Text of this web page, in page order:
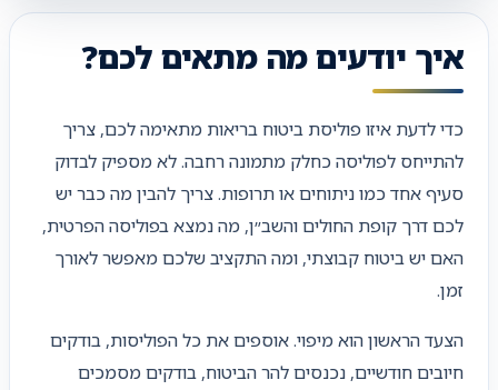
איך יודעים מה מתאים לכם?
כדי לדעת איזו פוליסת ביטוח בריאות מתאימה לכם, צריך
להתייחס לפוליסה כחלק מתמונה רחבה. לא מספיק לבדוק
סעיף אחד כמו ניתוחים או תרופות. צריך להבין מה כבר יש
לכם דרך קופת החולים והשב״ן, מה נמצא בפוליסה הפרטית,
האם יש ביטוח קבוצתי, ומה התקציב שלכם מאפשר לאורך
זמן.
הצעד הראשון הוא מיפוי. אוספים את כל הפוליסות, בודקים
חיובים חודשיים, נכנסים להר הביטוח, בודקים מסמכים